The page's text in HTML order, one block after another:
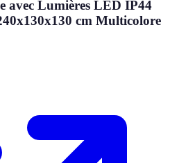
avec Lumières LED IP44
cm Multicolore